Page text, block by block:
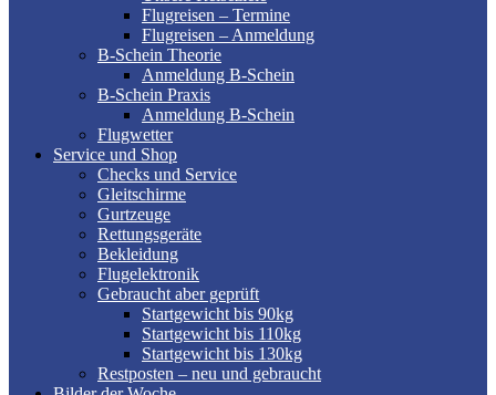
Flugreisen – Termine
Flugreisen – Anmeldung
B-Schein Theorie
Anmeldung B-Schein
B-Schein Praxis
Anmeldung B-Schein
Flugwetter
Service und Shop
Checks und Service
Gleitschirme
Gurtzeuge
Rettungsgeräte
Bekleidung
Flugelektronik
Gebraucht aber geprüft
Startgewicht bis 90kg
Startgewicht bis 110kg
Startgewicht bis 130kg
Restposten – neu und gebraucht